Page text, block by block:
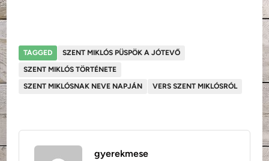
TAGGED
SZENT MIKLÓS PÜSPÖK A JÓTEVŐ
SZENT MIKLÓS TÖRTÉNETE
SZENT MIKLÓSNAK NEVE NAPJÁN
VERS SZENT MIKLÓSRÓL
gyerekmese